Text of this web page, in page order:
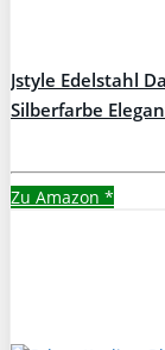
Jstyle Edelstahl
Silberfarbe
Zu Amazon *